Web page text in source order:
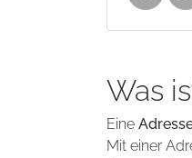
Was
Eine
Mit einer